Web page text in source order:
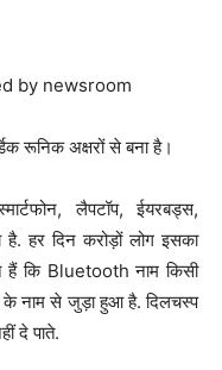
by newsroom
रूनिक अक्षरों से बना है।
लैपटॉप, ईयरबड्स,
है. हर दिन करोड़ों लोग इसका
कि Bluetooth नाम किसी
के नाम से जुड़ा हुआ है. दिलचस्प
दे पाते.